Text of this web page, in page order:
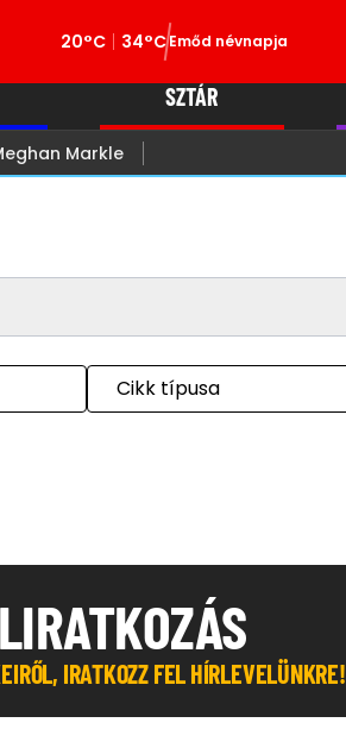
20°C 34°CEmőd névnapja
SZTÁR
Markle
Cikk típusa
IRATKOZZ FEL HÍRLEVELÜNKRE!